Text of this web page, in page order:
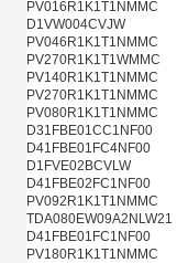
PV016R1K1T1NMMC
D1VW004CVJW
PV046R1K1T1NMMC
PV270R1K1T1WMMC
PV140R1K1T1NMMC
PV270R1K1T1NMMC
PV080R1K1T1NMMC
D31FBE01CC1NF00
D41FBE01FC4NF00
D1FVE02BCVLW
D41FBE02FC1NF00
PV092R1K1T1NMMC
TDA080EW09A2NLW21
D41FBE01FC1NF00
PV180R1K1T1NMMC